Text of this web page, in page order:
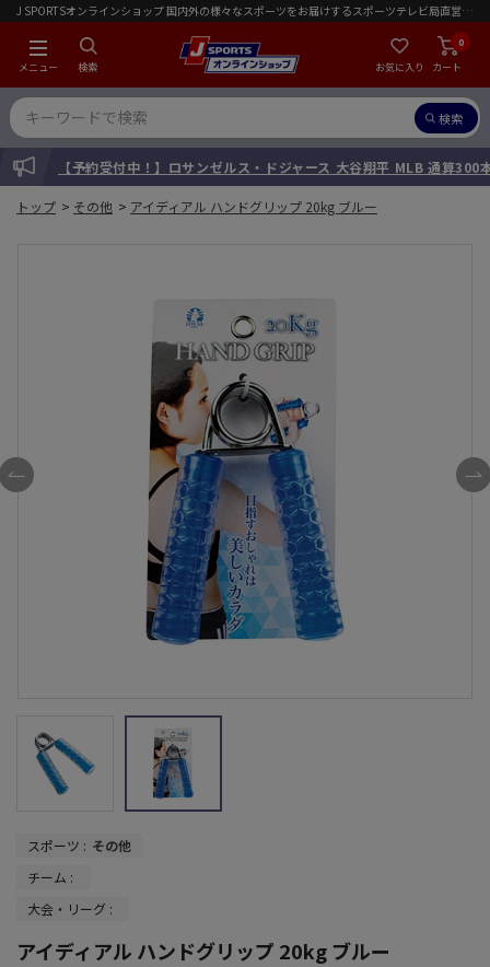
J SPORTSオンラインショップ 国内外の様々なスポーツをお届けするスポーツテレビ局直営店｜会員限定初回ご注文送料無料キャンペーン実施中！
メニュー 検索 お気に入り カート
0
検索
INFORMATION【予約受付中！】ロサンゼルス・ドジャース 大谷翔平 MLB 通算300
トップ > その他 > アイディアル ハンドグリップ 20kg ブルー
スポーツ : その他
チーム :
大会・リーグ :
アイディアル ハンドグリップ 20kg ブルー